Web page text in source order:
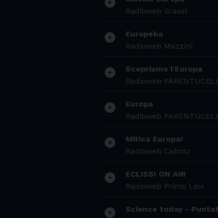
play_circle_filled
Radioweb Grassi
play_circle_filled
Europeka
Radioweb Mazzini
play_circle_filled
Scopriamo l'Europa
Radioweb
play_circle_filled
Europa
Radioweb
play_circle_filled
Mitica Europa!
Radioweb Caboto
play_circle_filled
ECLISSI ON AIR
Radioweb Primo Levi
play_circle_filled
Science today -